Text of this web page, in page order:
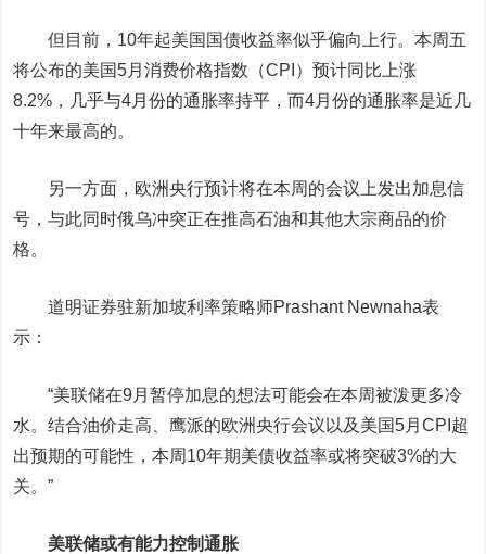
但目前，10年起美国国债收益率似乎偏向上行。本周五
将公布的美国5月消费价格指数（CPI）预计同比上涨
8.2%，几乎与4月份的通胀率持平，而4月份的通胀率是近几
十年来最高的。
另一方面，欧洲央行预计将在本周的会议上发出加息信
号，与此同时俄乌冲突正在推高石油和其他大宗商品的价
格。
道明证券驻新加坡利率策略师Prashant Newnaha表
示：
“美联储在9月暂停加息的想法可能会在本周被泼更多冷
水。结合油价走高、鹰派的欧洲央行会议以及美国5月CPI超
出预期的可能性，本周10年期美债收益率或将突破3%的大
关。”
美联储或有能力控制通胀